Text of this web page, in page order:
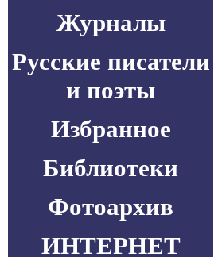
Журналы
Русские писатели
и поэты
Избранное
Библиотеки
Фотоархив
ИНТЕРНЕТ